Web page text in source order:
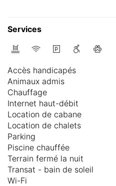
Services
Accès handicapés
Animaux admis
Chauffage
Internet haut-débit
Location de cabane
Location de chalets
Parking
Piscine chauffée
Terrain fermé la nuit
Transat - bain de soleil
Wi-Fi